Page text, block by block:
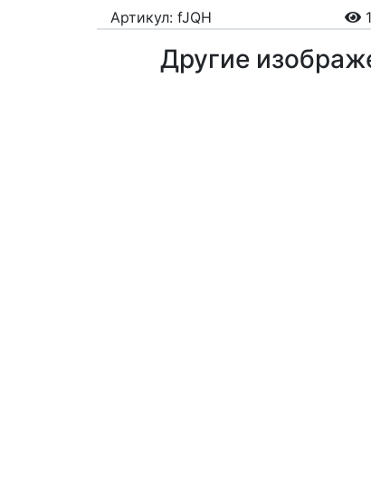
Артикул: fJQH
Другие